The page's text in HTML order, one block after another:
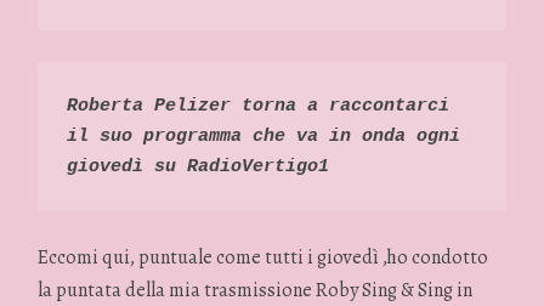
Roberta Pelizer torna a raccontarci
il suo programma che va in onda ogni
giovedì su RadioVertigo1
Eccomi qui, puntuale come tutti i giovedì ,ho condotto
la puntata della mia trasmissione Roby Sing & Sing in